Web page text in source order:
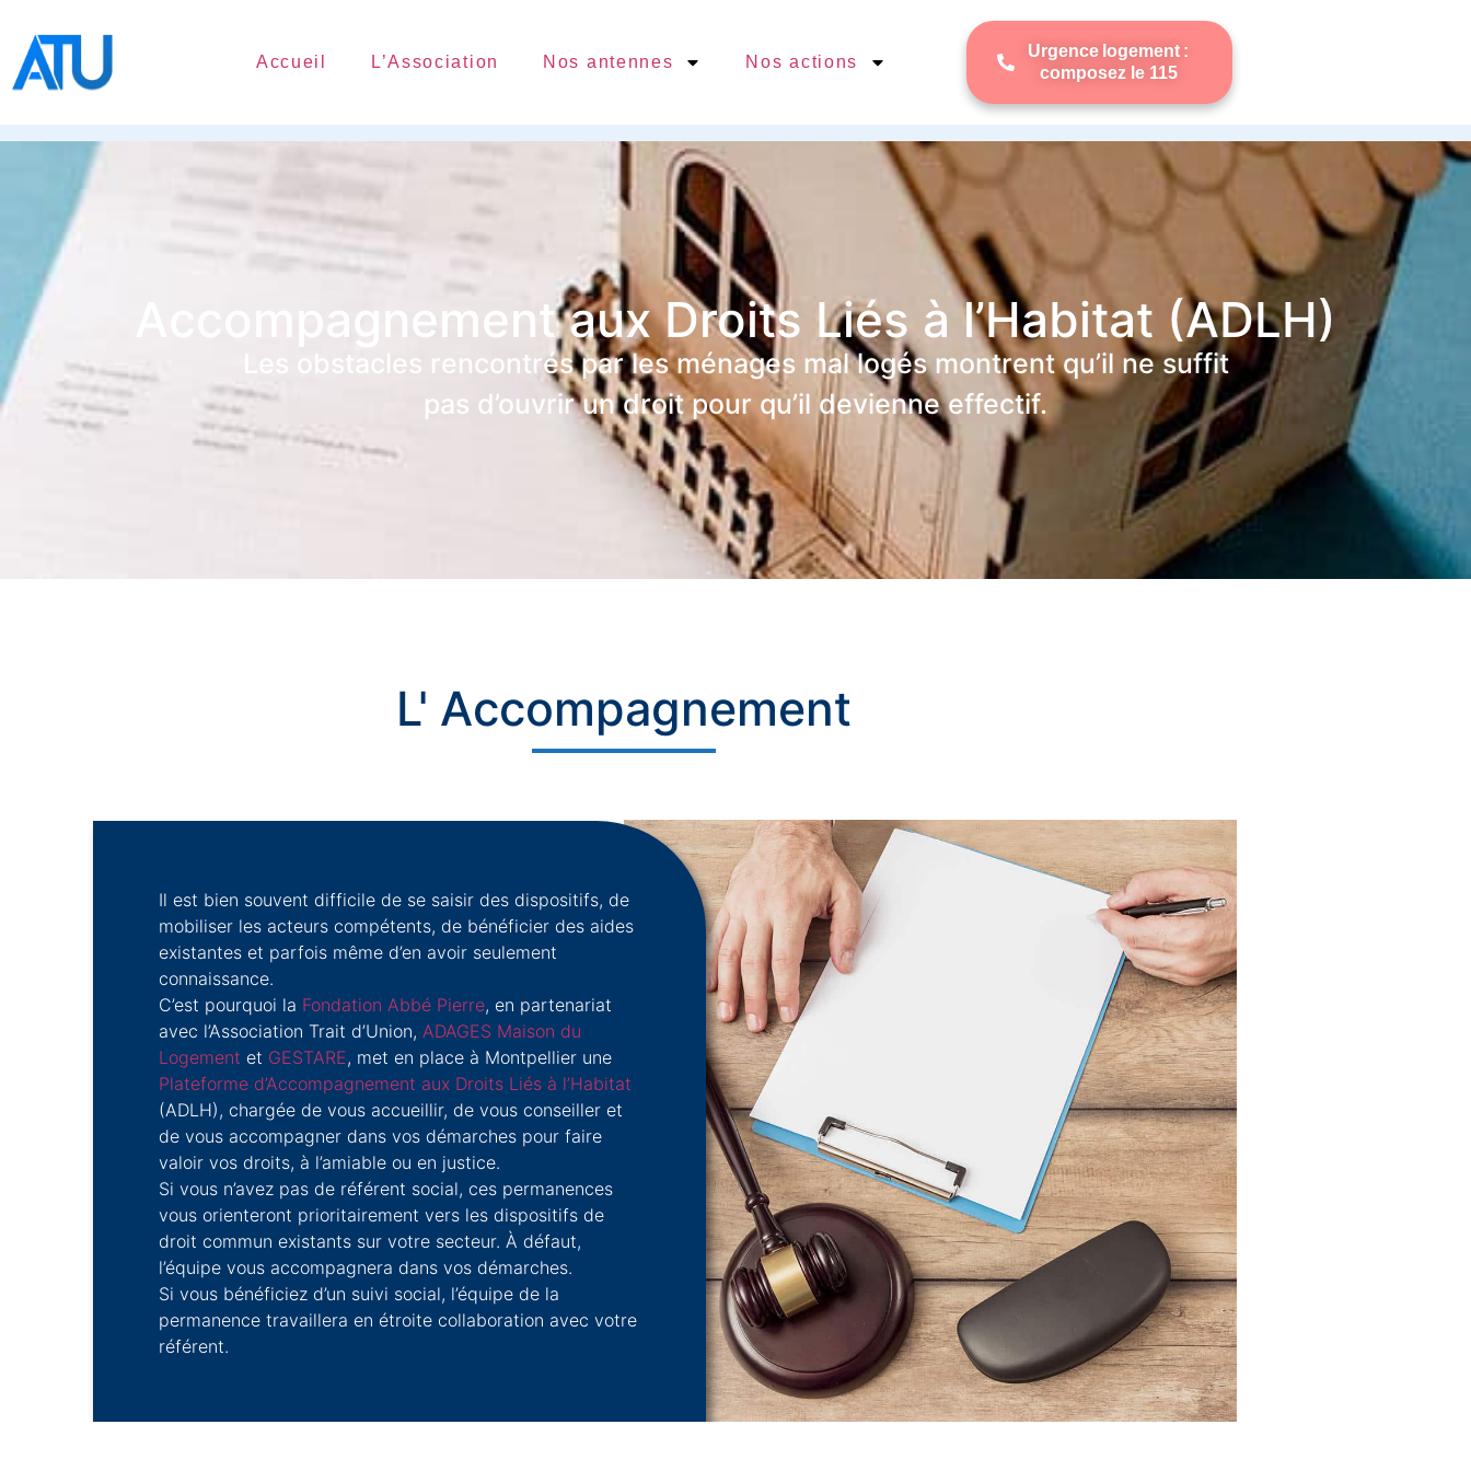
Accueil L’Association Nos antennes Nos actions
Urgence logement :
composez le 115
Accompagnement aux Droits Liés à l’Habitat (ADLH)
Les obstacles rencontrés par les ménages mal logés montrent qu’il ne suffit
pas d’ouvrir un droit pour qu’il devienne effectif.
cc ompagnement aux
Il est bien souvent difficile de se saisir des dispositifs, de
mobiliser les acteurs compétents, de bénéficier des aides
existantes et parfois même d’en avoir seulement
connaissance.
C’est pourquoi la Fondation Abbé Pierre, en partenariat
avec l’Association Trait d’Union, ADAGES Maison du
Logement et GESTARE, met en place à Montpellier une
Plateforme d’Accompagnement aux Droits Liés à l’Habitat
(ADLH), chargée de vous accueillir, de vous conseiller et
de vous accompagner dans vos démarches pour faire
valoir vos droits, à l’amiable ou en justice.
Si vous n’avez pas de référent social, ces permanences
vous orienteront prioritairement vers les dispositifs de
droit commun existants sur votre secteur. À défaut,
l’équipe vous accompagnera dans vos démarches.
Si vous bénéficiez d’un suivi social, l’équipe de la
permanence travaillera en étroite collaboration avec votre
référent.